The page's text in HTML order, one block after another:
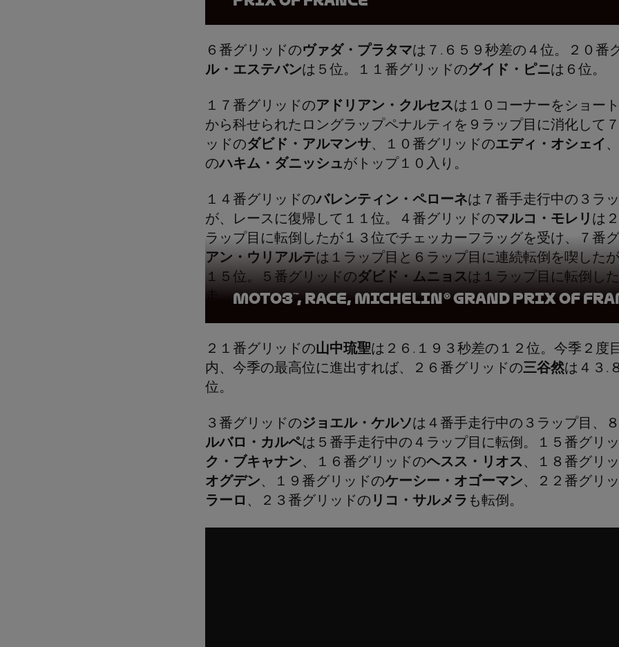
６番グリッドのヴァダ・プラタマは７.６５９秒差の４位。２０番
ル・エステバンは５位。１１番グリッドのグイド・ピニは６位。
１７番グリッドの アドリアン・クルセスは１０コーナーをショー
から科せられたロングラップペナルティを９ラップ目に消化して
ッドのダビド・アルマンサ、１０番グリッドのエディ・オシェイ
のハキム・ダニッシュがトップ１０入り。
１４番グリッドのバレンティン・ペローネは７番手走行中の３ラ
が、レースに復帰して１１位。４番グリッドのマルコ・モレリ は
ラップ目に転倒したが１３位でチェッカーフラッグを受け、７番
アン・ウリアルテは１ラップ目と６ラップ目に連続転倒を喫した
１５位。５番グリッドのダビド・ムニョスは１ラップ目に転倒し
Moto3™, Race, Michelin® Grand Prix of
２１番グリッドの 山中琉聖は２６.１９３秒差の１２位。今季２度
内、今季の最高位に進出すれば、２６番グリッドの三谷然は４３.
位。
３番グリッドのジョエル・ケルソは４番手走行中の３ラップ目、
ルバロ・カルペは５番手走行中の４ラップ目に転倒。１５番グリ
ク・ブキャナン、１６番グリッドのヘスス・リオス 、１８番グリ
オグデン、１９番グリッドのケーシー・オゴーマン、２２番グリ
ラーロ 、２３番グリッドの リコ・サルメラ も転倒。